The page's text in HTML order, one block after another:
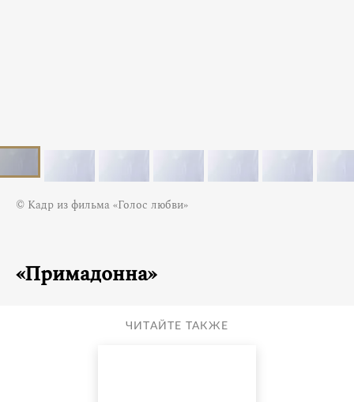
© Кадр из фильма «Голос любви»
«Примадонна»
ЧИТАЙТЕ ТАКЖЕ